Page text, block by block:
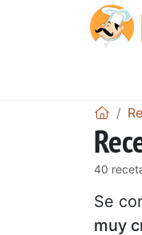
40
Se
muy